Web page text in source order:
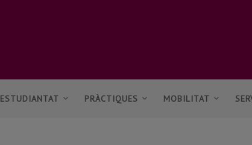
ESTUDIANTAT PRÀCTIQUES MOBILITAT